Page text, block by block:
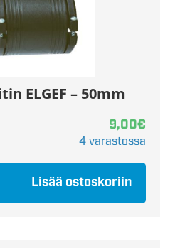
ELGEF – 50mm
9,00€
4 varastossa
Lisää ostoskoriin